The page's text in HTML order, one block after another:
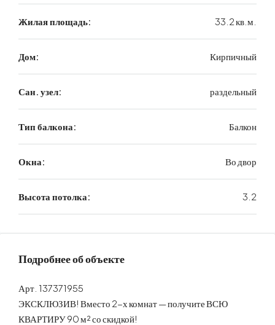
Жилая площадь: 33.2 кв.м.
Дом: Кирпичный
Сан. узел: раздельный
Тип балкона: Балкон
Окна: Во двор
Высота потолка: 3.2
Подробнее об объекте
Арт. 137371955
ЭКСКЛЮЗИВ! Вместо 2-х комнат — получите ВСЮ
КВАРТИРУ 90 м² со скидкой!